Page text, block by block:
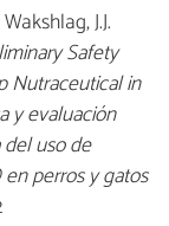
J.J.
Safety
Nutraceutical in
y evaluación
uso de
perros y gatos